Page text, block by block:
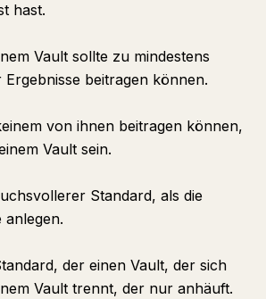
hast.
Vault sollte zu mindestens
Ergebnisse beitragen können.
von ihnen beitragen können,
Vault sein.
Standard, als die
anlegen.
der einen Vault, der sich
Vault trennt, der nur anhäuft.